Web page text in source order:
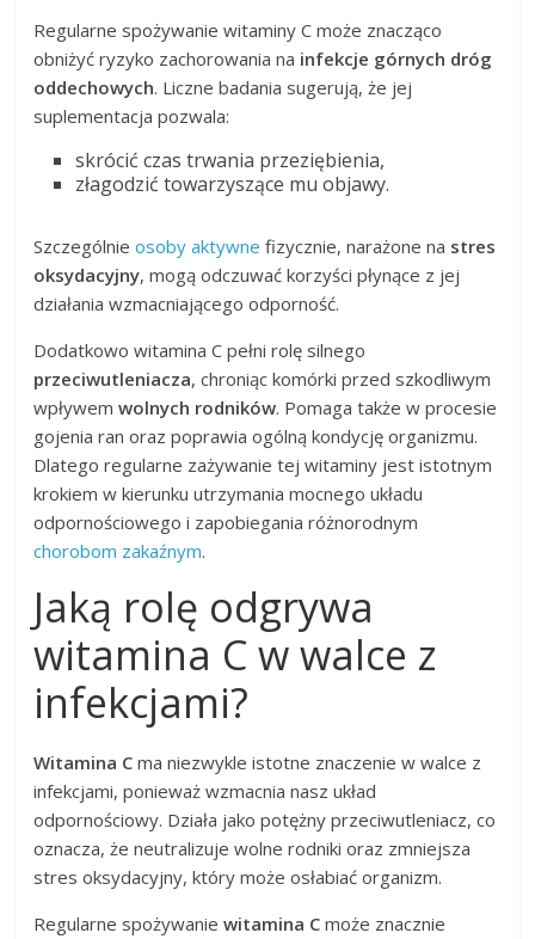
Regularne spożywanie witaminy C może znacząco
obniżyć ryzyko zachorowania na infekcje górnych dróg
oddechowych. Liczne badania sugerują, że jej
suplementacja pozwala:
skrócić czas trwania przeziębienia,
złagodzić towarzyszące mu objawy.
Szczególnieosoby aktywne fizycznie, narażone na stres
oksydacyjny, mogą odczuwać korzyści płynące z jej
działania wzmacniającego odporność.
Dodatkowo witamina C pełni rolę silnego
przeciwutleniacza, chroniąc komórki przed szkodliwym
wpływemwolnych rodników. Pomaga także w procesie
gojenia ran oraz poprawia ogólną kondycję organizmu.
Dlatego regularne zażywanie tej witaminy jest istotnym
krokiem w kierunku utrzymania mocnego układu
odpornościowego i zapobiegania różnorodnym
chorobom zakaźnym.
Jaką rolę odgrywa
witamina C w walce z
infekcjami?
Witamina C ma niezwykle istotne znaczenie w walce z
infekcjami, ponieważ wzmacnia nasz układ
odpornościowy. Działa jako potężny przeciwutleniacz, co
oznacza, że neutralizuje wolne rodniki oraz zmniejsza
stres oksydacyjny, który może osłabiać organizm.
Regularne spożywaniewitamina C może znacznie